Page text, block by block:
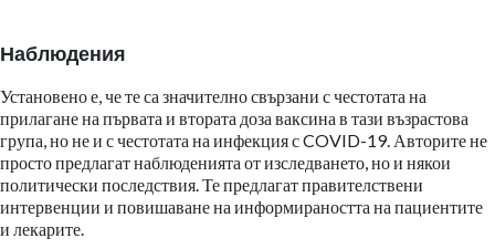
Наблюдения
Установено е, че те са значително свързани с честотата на
прилагане на първата и втората доза ваксина в тази възрастова
група, но не и с честотата на инфекция с COVID-19. Авторите не
просто предлагат наблюденията от изследването, но и някои
политически последствия. Те предлагат правителствени
интервенции и повишаване на информираността на пациентите
и лекарите.